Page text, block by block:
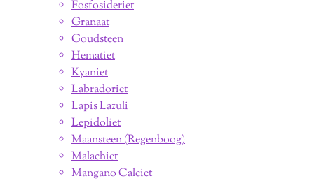
Fosfosideriet
Granaat
Goudsteen
Hematiet
Kyaniet
Labradoriet
Lapis Lazuli
Lepidoliet
Maansteen (Regenboog)
Malachiet
Mangano Calciet